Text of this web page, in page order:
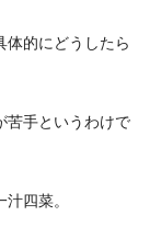
体的にどうしたら
苦手というわけで
四菜。